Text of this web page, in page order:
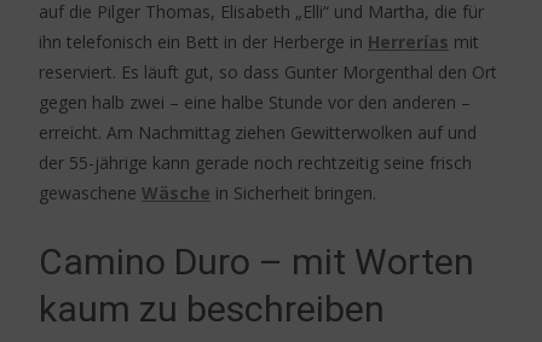
auf die Pilger Thomas, Elisabeth „Elli“ und Martha, die für
ihn telefonisch ein Bett in der Herberge in Herrerías mit
reserviert. Es läuft gut, so dass Gunter Morgenthal den Ort
gegen halb zwei – eine halbe Stunde vor den anderen –
erreicht. Am Nachmittag ziehen Gewitterwolken auf und
der 55-jährige kann gerade noch rechtzeitig seine frisch
gewaschene Wäsche in Sicherheit bringen.
Camino Duro – mit Worten
kaum zu beschreiben